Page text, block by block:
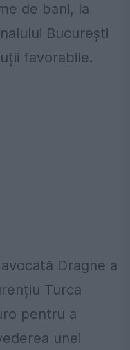
de bani, la
București
favorabile.
Dragne a
Turca
pentru a
unei